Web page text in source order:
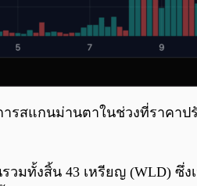
รสแกนม่านตาในช่วงที่ราค
มทั้งสิ้น 43 เหรียญ (WLD)